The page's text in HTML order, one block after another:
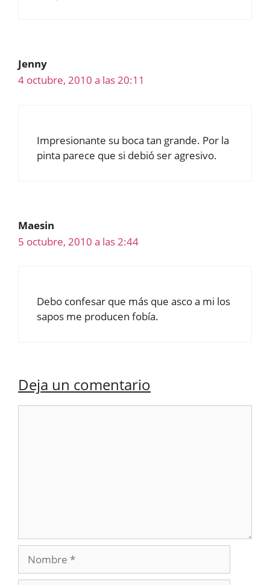
Jenny
4 octubre, 2010 a las 20:11
Impresionante su boca tan grande. Por la
pinta parece que si debió ser agresivo.
Maesin
5 octubre, 2010 a las 2:44
Debo confesar que más que asco a mi los
sapos me producen fobía.
Deja un comentario